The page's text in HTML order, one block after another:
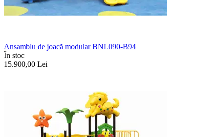
Ansamblu de joacă modular BNL090-B94
În stoc
15.900,00 Lei